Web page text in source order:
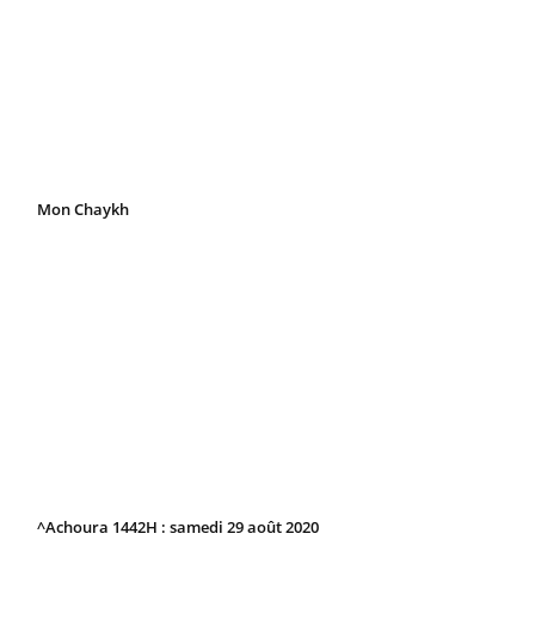
Mon Chaykh
^Achoura 1442H : samedi 29 août 2020